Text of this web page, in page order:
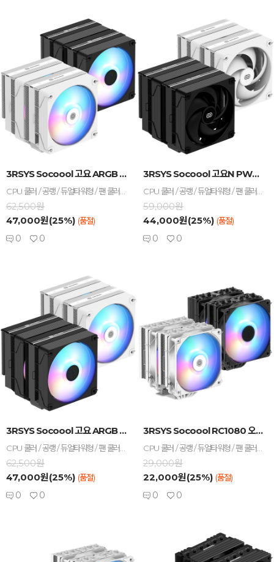
3RSYS Socoool 고요 ARGB WHITE ...
62,500원
47,000원(25%) (품절)
0 0
3RSYS Socoool 고요N PWM BLACK ...
59,000원
44,000원(25%) (품절)
0 0
3RSYS Socoool 고요 ARGB BLACK ...
62,500원
47,000원(25%) (품절)
0 0
3RSYS Socoool RC1080 오토 RGB ...
29,000원
22,000원(25%) (품절)
0 0